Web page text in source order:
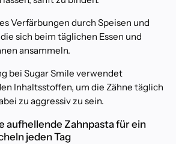
Verfärbungen durch Speisen und
sich beim täglichen Essen und
ansammeln.
bei Sugar Smile verwendet
Inhaltsstoffen, um die Zähne täglich
zu aggressiv zu sein.
aufhellende Zahnpasta für ein
jeden Tag
n
g
s
l
i
n
k
i